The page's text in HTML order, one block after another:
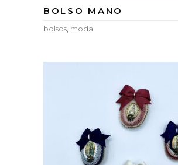
BOLSO MANO
bolsos, moda